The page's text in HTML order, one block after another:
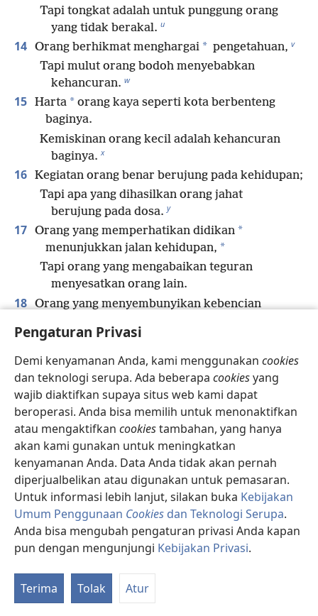
Pengaturan Privasi
Demi kenyamanan Anda, kami menggunakan cookies
dan teknologi serupa. Ada beberapa cookiesyang
wajib diaktifkan supaya situs web kami dapat
beroperasi. Anda bisa memilih untuk menonaktifkan
atau mengaktifkan cookiestambahan, yang hanya
akan kami gunakan untuk meningkatkan
kenyamanan Anda. Data Anda tidak akan pernah
diperjualbelikan atau digunakan untuk pemasaran.
Untuk informasi lebih lanjut, silakan buka Kebijakan
Umum Penggunaan Cookies dan Teknologi Serupa.
Anda bisa mengubah pengaturan privasi Anda kapan
pun dengan mengunjungi Kebijakan Privasi.
Terima Tolak Atur
Tapi tongkat adalah untuk punggung orang
yang tidak berakal. u
14 Orang berhikmat menghargai * pengetahuan, v
Tapi mulut orang bodoh menyebabkan
kehancuran. w
15 Harta * orang kaya seperti kota berbenteng
baginya.
Kemiskinan orang kecil adalah kehancuran
baginya. x
16 Kegiatan orang benar berujung pada kehidupan;
Tapi apa yang dihasilkan orang jahat
berujung pada dosa. y
17 Orang yang memperhatikan didikan *
menunjukkan jalan kehidupan, *
Tapi orang yang mengabaikan teguran
menyesatkan orang lain.
18 Orang yang menyembunyikan kebencian
Dan orang yang menyebarkan fitnah
bodoh.
19 Kalau seseorang banyak bicara, kesalahan tidak
bisa dihindari,
Tapi orang yang mengendalikan bibirnya
bertindak bijaksana. b
20 Lidah orang benar seperti perak pilihan,
Tapi hati orang jahat hampir tak ada nilainya.
21 Kata-kata orang benar menyegarkan * banyak
orang, d
Tapi orang bodoh mati karena tidak berakal.
e
22
kaya, f
Dan itu tidak disertai kepedihan.